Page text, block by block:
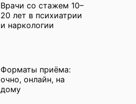
Врачи со стажем 10–
20 лет в психиатрии
и наркологии
Форматы приёма:
очно, онлайн, на
дому